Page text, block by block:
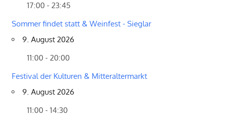
17:00 - 23:45
Sommer findet statt & Weinfest - Sieglar
9. August 2026
11:00 - 20:00
Festival der Kulturen & Mitteraltermarkt
9. August 2026
11:00 - 14:30